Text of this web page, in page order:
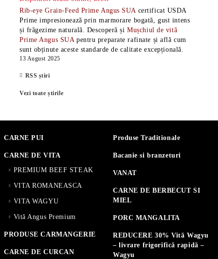
Rib-eye Grain-Feed Prime Angus SUA certificat USDA
Prime impresionează prin marmorare bogată, gust intens
și frăgezime naturală. Descoperă șiMușchiul de vită
Prime Angus SUA pentru preparate rafinate și află cum
sunt obținute aceste standarde de calitate excepțională.
13 August 2025
RSS știri
Vezi toate știrile
CARNE PUI
CARNE DE VITA
PREMIUM BEEF STEAK
VITA ROMANEASCA
VITA WAGYU
Vită Angus Premium
PRODUSE CARMANGERIE
CARNE DE CURCAN
Produse Traditionale
Bacanie si branzeturi
VANAT
CARNE DE BERBECUT SI
MIEL
PORC MANGALITA
REDUCERE 30% Vită Wagyu
– livrare frigorifică rapidă –
Wagyu